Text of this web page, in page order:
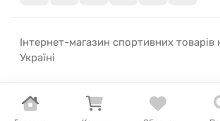
Інтернет-магазин спортивних товарів
Україні